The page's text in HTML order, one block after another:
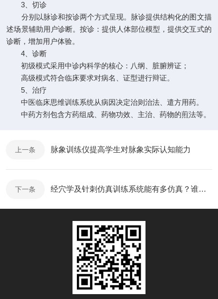
3、切诊
分别以脉诊和按诊两个方式呈现。脉诊提供结构化的图文描
述场景辅助用户诊断。按诊：提供人体部位模型，提供交互式的
诊断，增加用户体验。
4、诊断
初级模式采用中诊内科学的核心：八纲、脏腑辨证；
高级模式符合临床要求对病名、证型进行辩证。
5、治疗
中医临床思维训练系统从病因决定治则治法、遣方用药。
中药方剂包含方药组成、药物功效、主治、药物的煎法等。
上一条 脉象训练仪提高学生对脉象实际认知能力
下一条 经穴学及针刺仿真训练系统能有多仿真？谁看了都得吓一跳